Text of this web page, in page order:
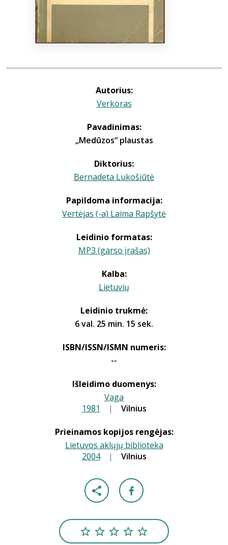
Autorius:
Verkoras
Pavadinimas:
„Medūzos“ plaustas
Diktorius:
Bernadeta Lukošiūtė
Papildoma informacija:
Vertėjas (-a) Laima Rapšytė
Leidinio formatas:
MP3 (garso įrašas)
Kalba:
Lietuvių
Leidinio trukmė:
6 val. 25 min. 15 sek.
ISBN/ISSN/ISMN numeris:
--
Išleidimo duomenys:
Vaga
1981 | Vilnius
Prieinamos kopijos rengėjas:
Lietuvos aklųjų biblioteka
2004 | Vilnius